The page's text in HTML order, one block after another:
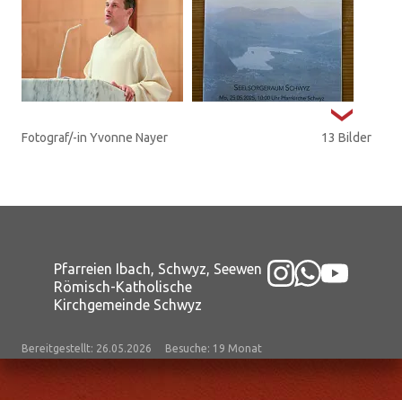
Fotograf/-in Yvonne Nayer 13 Bilder
Pfarreien Ibach, Schwyz, Seewen
Römisch-Katholische
Kirchgemeinde Schwyz
Bereitgestellt: 26.05.2026 Besuche: 19 Monat